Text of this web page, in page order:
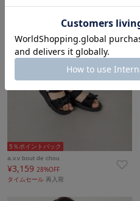
5％ポイントバック
a.v.v bout de chou
¥3,159 28%OFF
タイムセール 再入荷